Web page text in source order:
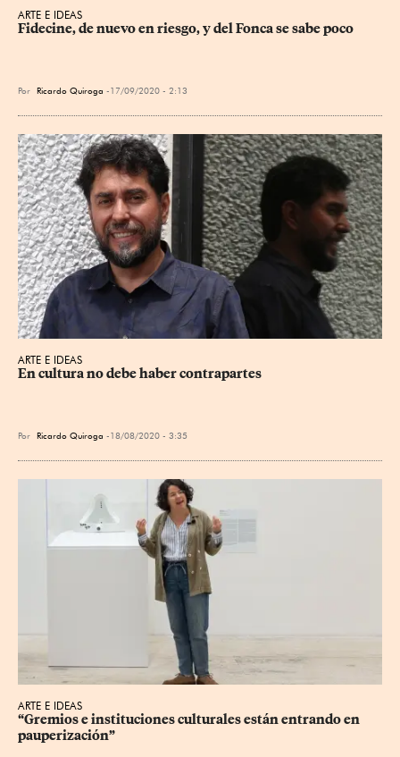
ARTE E IDEAS
Fidecine, de nuevo en riesgo, y del Fonca se sabe poco
Por Ricardo Quiroga 17/09/2020 - 2:13
ARTE E IDEAS
En cultura no debe haber contrapartes
Por Ricardo Quiroga 18/08/2020 - 3:35
ARTE E IDEAS
“Gremios e instituciones culturales están entrando en
pauperización”